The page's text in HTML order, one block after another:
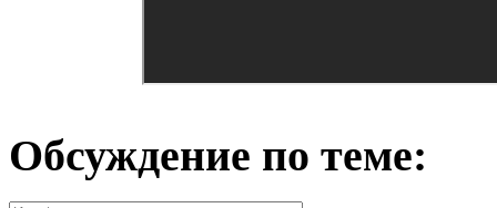
Обсуждение по теме: